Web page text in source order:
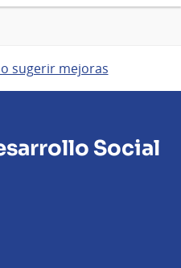
sugerir mejoras
Social